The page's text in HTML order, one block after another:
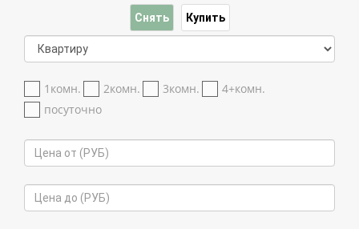
Снять Купить
1комн. 2комн. 3комн.
4+комн.
посуточно